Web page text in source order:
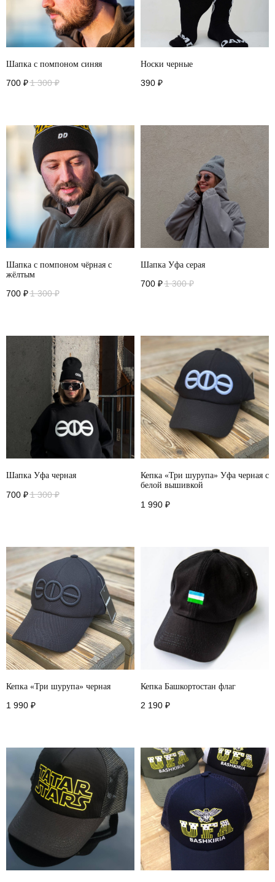
Шапка с помпоном синяя
700 ₽1 300 ₽
Носки черные
390 ₽
Шапка с помпоном чёрная с
жёлтым
700 ₽1 300 ₽
Шапка Уфа серая
700 ₽1 300 ₽
Шапка Уфа черная
700 ₽1 300 ₽
Кепка «Три шурупа» Уфа черная с
белой вышивкой
1 990 ₽
Кепка «Три шурупа» черная
1 990 ₽
Кепка Башкортостан флаг
2 190 ₽